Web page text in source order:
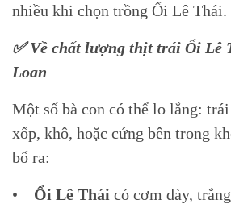
nhiều khi chọn trồng Ổi Lê Thái.
✅ Về chất lượng thịt trái Ổi Lê
Loan
Một số bà con có thể lo lắng:
xốp, khô, hoặc cứng bên trong
bổ ra:
• Ổi Lê Thái có cơm dày,